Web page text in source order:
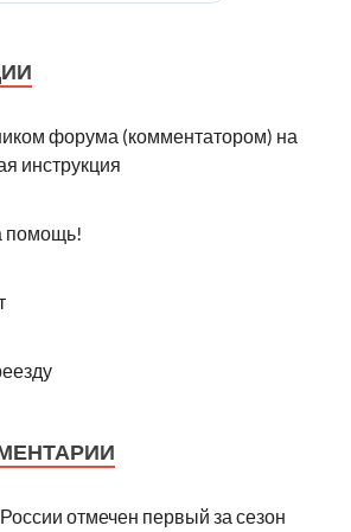
форума (комментатором) на
инструкция
помощь!
отмечен первый за сезон